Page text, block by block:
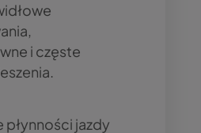
i częste
płynności jazdy